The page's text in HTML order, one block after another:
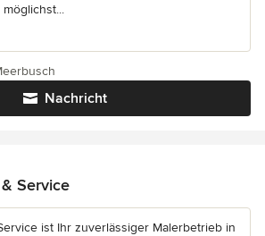
Nachricht
Service
ist Ihr zuverlässiger Malerbetrieb in